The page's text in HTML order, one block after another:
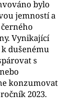
bylo
jemností a
Vynikající
dušenému
s
konzumovat
2023.